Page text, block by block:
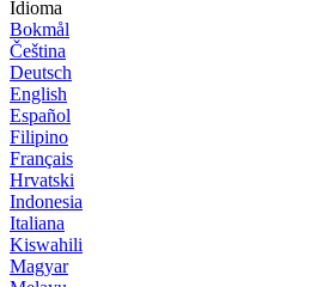
Idioma
Bokmål
Čeština
Deutsch
English
Español
Filipino
Français
Hrvatski
Indonesia
Italiana
Kiswahili
Magyar